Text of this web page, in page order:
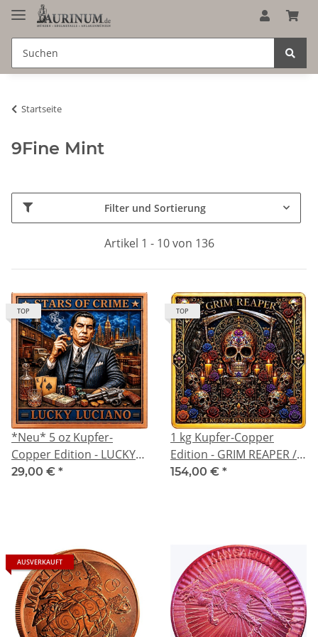
Startseite
9Fine Mint
Filter und Sortierung
Artikel 1 - 10 von 136
TOP
*Neu* 5 oz Kupfer-
Copper Edition - LUCKY
LUCIANO -
Vorverkauf / Presale!
29,00 € *
TOP
1 kg Kupfer-Copper
Edition - GRIM REAPER /
SENSENMANN DIA de
Vorverkauf / Presale!
154,00 € *
AUSVERKAUFT